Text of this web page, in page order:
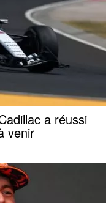
a réussi
venir